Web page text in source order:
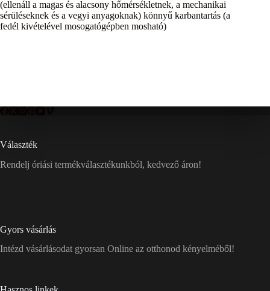
(ellenáll a magas és alacsony hőmérsékletnek, a mechanikai
sérüléseknek és a vegyi anyagoknak) könnyű karbantartás (a
fedél kivételével mosogatógépben mosható)
Választék
Rendelj óriási termékválasztékunkból, kedvező áron!
Gyors vásárlás
Intézd vásárlásodat gyorsan Online az otthonod kényelméből!